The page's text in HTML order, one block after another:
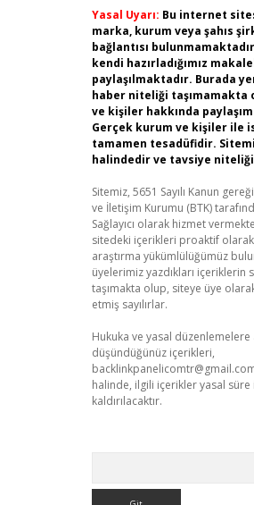
Yasal Uyarı: Bu internet
marka, kurum veya şahıs
bağlantısı
kendi hazırladığımız
paylaşılmaktadır. Burada
haber niteliği taşımamakta
ve kişiler hakkında
Gerçek kurum ve kişiler ile
tamamen tesadüfidir.
halindedir ve tavsiye
Sitemiz, 5651 Sayılı Kanun
ve İletişim Kurumu (BTK)
Sağlayıcı olarak hizmet
sitedeki içerikleri proaktif
araştırma yükümlülüğümüz
üyelerimiz yazdıkları içeriklerin
taşımakta olup, siteye üye
etmiş sayılırlar.
Hukuka ve yasal düzenlemelere
düşündüğünüz içerikleri,
halinde, ilgili içerikler yasal
kaldırılacaktır.